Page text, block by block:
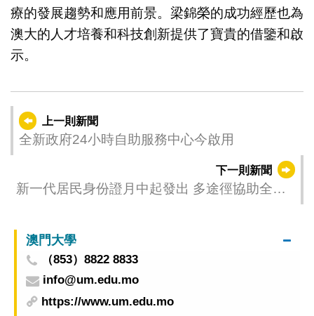
療的發展趨勢和應用前景。梁錦榮的成功經歷也為
澳大的人才培養和科技創新提供了寶貴的借鑒和啟
示。
上一則新聞
全新政府24小時自助服務中心今啟用
下一則新聞
新一代居民身份證月中起發出 多途徑協助全澳
澳門大學
（853）8822 8833
info@um.edu.mo
https://www.um.edu.mo